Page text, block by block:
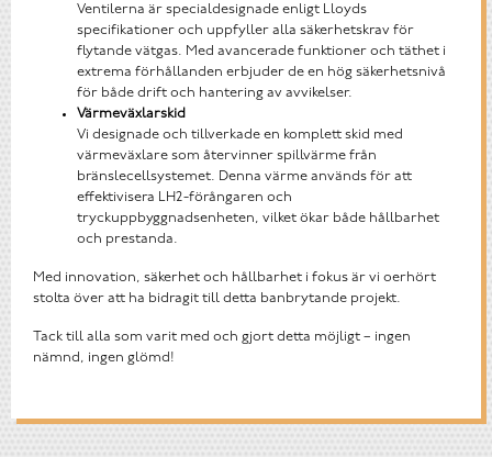
Ventilerna är specialdesignade enligt Lloyds
specifikationer och uppfyller alla säkerhetskrav för
flytande vätgas. Med avancerade funktioner och täthet i
extrema förhållanden erbjuder de en hög säkerhetsnivå
för både drift och hantering av avvikelser.
Värmeväxlarskid
Vi designade och tillverkade en komplett skid med
värmeväxlare som återvinner spillvärme från
bränslecellsystemet. Denna värme används för att
effektivisera LH2-förångaren och
tryckuppbyggnadsenheten, vilket ökar både hållbarhet
och prestanda.
Med innovation, säkerhet och hållbarhet i fokus är vi oerhört
stolta över att ha bidragit till detta banbrytande projekt.
Tack till alla som varit med och gjort detta möjligt – ingen
nämnd, ingen glömd!